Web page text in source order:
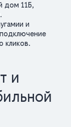
дом 11Б,
и
кликов.
и